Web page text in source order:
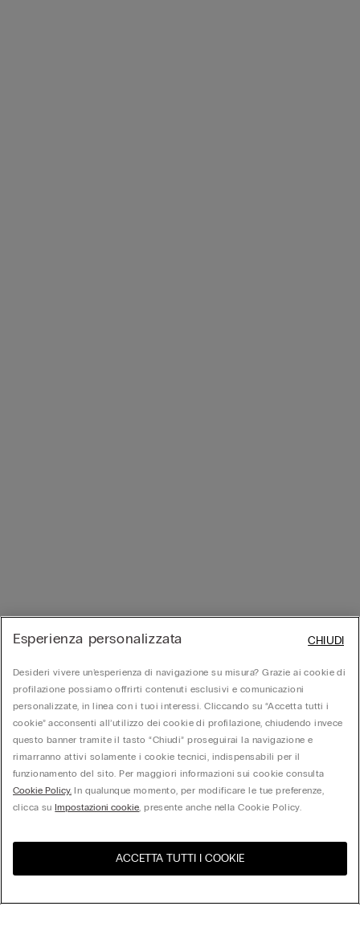
Visita l'e-store del tuo paese United States
Esperienza personalizzata
Desideri vivere un’esperienza di navigazione su misura? Grazie ai cookie di
profilazione possiamo offrirti contenuti esclusivi e comunicazioni
personalizzate, in linea con i tuoi interessi. Cliccando su “Accetta tutti i
cookie” acconsenti all’utilizzo dei cookie di profilazione, chiudendo invece
questo banner tramite il tasto “Chiudi” proseguirai la navigazione e
rimarranno attivi solamente i cookie tecnici, indispensabili per il
funzionamento del sito. Per maggiori informazioni sui cookie consulta
Cookie Policy. In qualunque momento, per modificare le tue preferenze,
clicca suImpostazioni cookie, presente anche nella Cookie Policy.
ACCETTA TUTTI I COOKIE
CHIUDI